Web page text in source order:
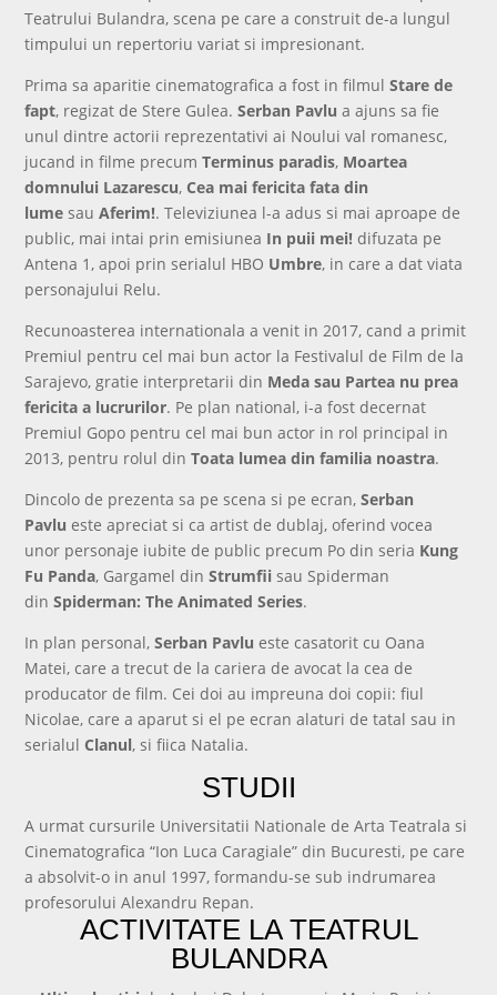
Teatrului Bulandra, scena pe care a construit de-a lungul
timpului un repertoriu variat si impresionant.
Prima sa aparitie cinematografica a fost in filmulStare de
fapt, regizat de Stere Gulea.Serban Pavlu a ajuns sa fie
unul dintre actorii reprezentativi ai Noului val romanesc,
jucand in filme precumTerminus paradis, Moartea
domnului Lazarescu, Cea mai fericita fata din
lume sauAferim!. Televiziunea l-a adus si mai aproape de
public, mai intai prin emisiunea In puii mei! difuzata pe
Antena 1, apoi prin serialul HBO Umbre, in care a dat viata
personajului Relu.
Recunoasterea internationala a venit in 2017, cand a primit
Premiul pentru cel mai bun actor la Festivalul de Film de la
Sarajevo, gratie interpretarii din Meda sau Partea nu prea
fericita a lucrurilor. Pe plan national, i-a fost decernat
Premiul Gopo pentru cel mai bun actor in rol principal in
2013, pentru rolul dinToata lumea din familia noastra.
Dincolo de prezenta sa pe scena si pe ecran,Serban
Pavlu este apreciat si ca artist de dublaj, oferind vocea
unor personaje iubite de public precum Po din seria Kung
Fu Panda, Gargamel dinStrumfii sau Spiderman
dinSpiderman: The Animated Series.
In plan personal,Serban Pavlu este casatorit cu Oana
Matei, care a trecut de la cariera de avocat la cea de
producator de film. Cei doi au impreuna doi copii: fiul
Nicolae, care a aparut si el pe ecran alaturi de tatal sau in
serialul Clanul, si fiica Natalia.
STUDII
A urmat cursurile Universitatii Nationale de Arta Teatrala si
Cinematografica “Ion Luca Caragiale” din Bucuresti, pe care
a absolvit-o in anul 1997, formandu-se sub indrumarea
profesorului Alexandru Repan.
ACTIVITATE LA TEATRUL
BULANDRA